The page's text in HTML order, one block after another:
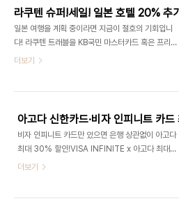
htt..
일본 여행은 과연 안전할까요? 대지진설의 시작, 만
화 한 권에서이번 7월 대지진설의 출발점은 일본 만
화가 타츠키 료의 '내가 본 미래'라는 만화입니다. 그
는 꿈에서 본 장면을 바탕으로 2025년 7월 5일, 일
본과 필리핀 사이 해저에서 거대한 분화가 일어나 초
습니다. 동일본 대지진을 만화에서 언급한 전례가 있
..
일본 여행을 계획 중이라면 지금이 절호의 기회입니
다! 라쿠텐 트래블을 KB국민 마스터카드 혹은 프리
미엄 마스터카드로 예약한다면 최대 55% 호텔 할
다. 예약 및 투숙 기간도 내년 2월까지도 넉넉해 일정
에 맞춰 미리 예약만 하신다면 최고의 할인을 누리실
수 있습니다. 라쿠텐 슈퍼 세일 with KB마스터 카드
프로모션 기간 ~25년 6월 30일까지 투숙 기간
~25년 11월 30일까지 할인 대상 KB국민 마스터카
텐 슈퍼 세일은 6월 4일부터~ 20일까지임으로 해
더보기
비자 인피니트 카드만 있으면 은행 상관없이 아고다
최대 30% 할인!VISA INFINITE x 아고다 최대
30%할인! 아고다에서 호텔 예약 시, 신한카드뿐 아
더보기